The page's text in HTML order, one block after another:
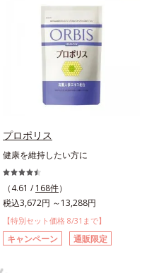
プロポリス
健康を維持したい方に
（4.61 / 168件）
税込3,672円 ～13,288円
【特別セット価格 8/31まで】
キャンペーン 通販限定